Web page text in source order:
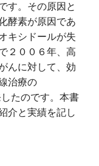
す。その原因と
酵素が原因であ
キシドールが失
２００６年、高
んに対して、効
治療の
たのです。本書
介と実績を記し